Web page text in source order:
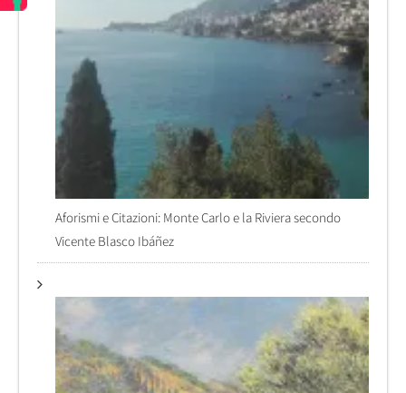
Aforismi e Citazioni: Monte Carlo e la Riviera secondo
Vicente Blasco Ibáñez